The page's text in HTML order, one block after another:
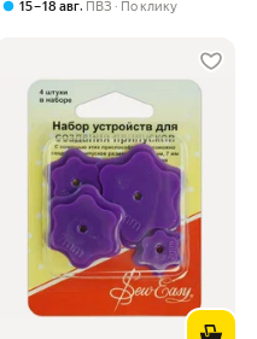
15 – 18 авг, ПВЗ По клику